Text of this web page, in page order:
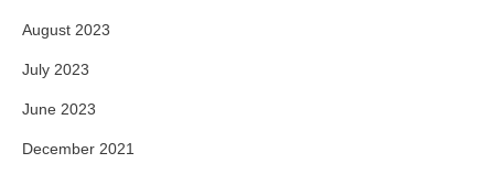
August 2023
July 2023
June 2023
December 2021